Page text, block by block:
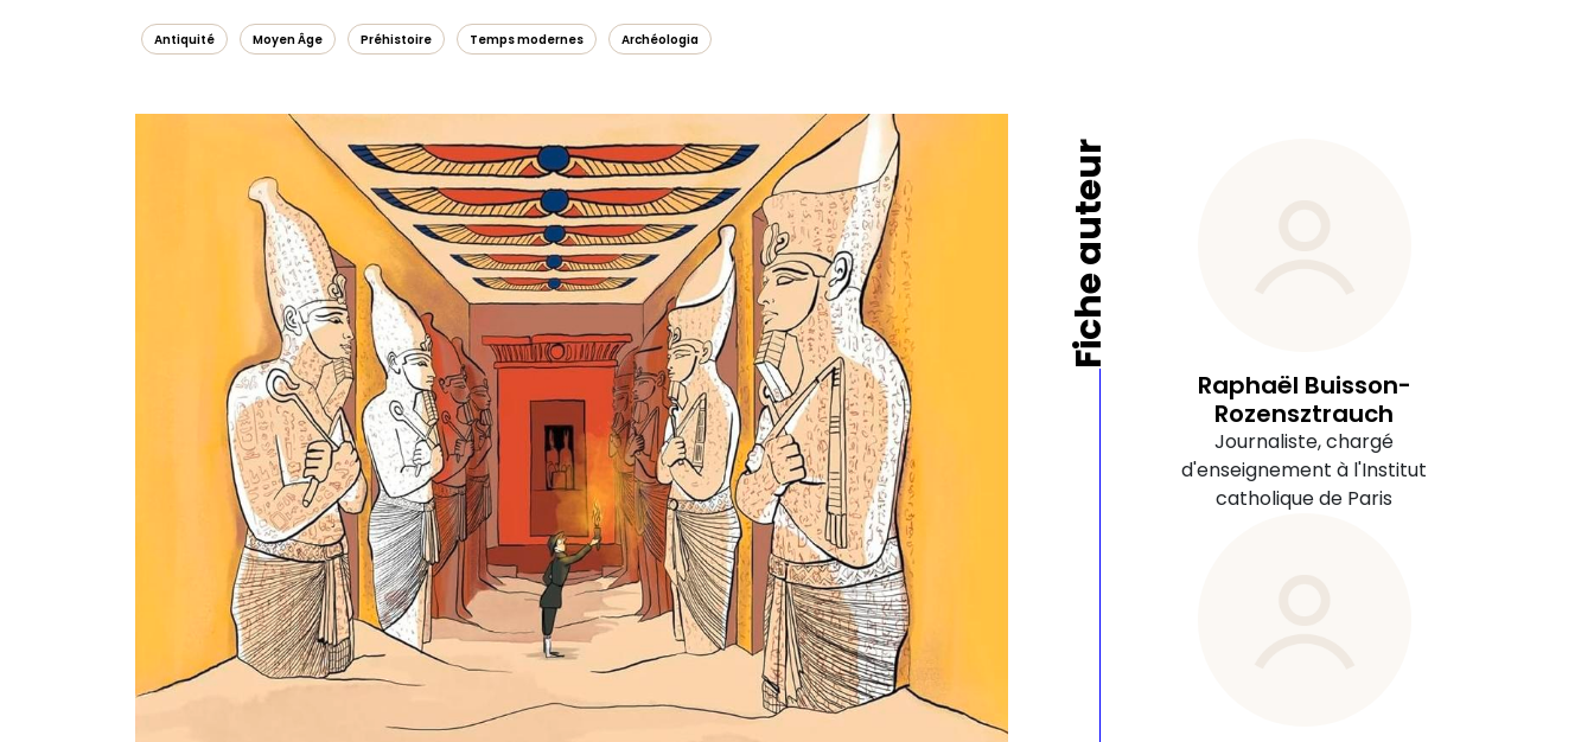
Antiquité Moyen Âge Préhistoire Temps modernes Archéologia
Fiche auteur
Raphaël Buisson-
Rozensztrauch
Journaliste, chargé
d'enseignement à l'Institut
catholique de Paris